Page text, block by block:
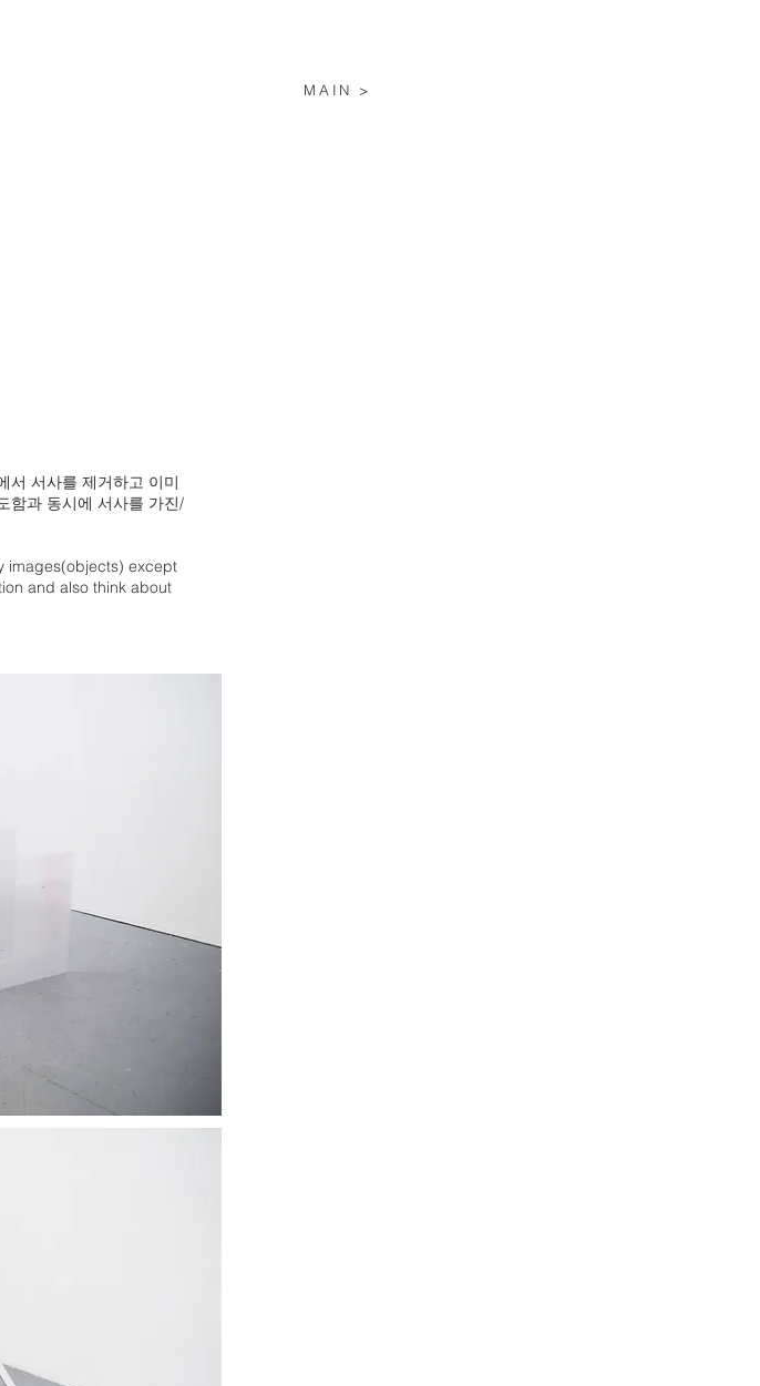
MAIN >
서 서사를 제거하고 이미
함과 동시에 서사를 가진/
images(objects) except
and also think about